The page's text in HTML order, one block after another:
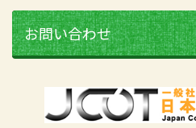
お問い合わせ